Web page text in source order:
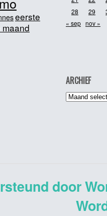
eerste
28
29
« sep nov »
ARCHIEF
Archief
door